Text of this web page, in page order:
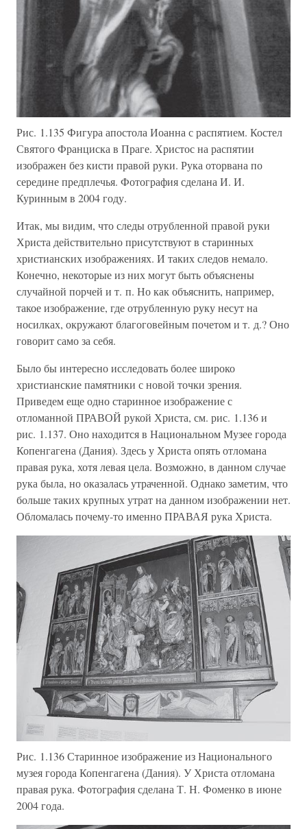
Рис. 1.135 Фигура апостола Иоанна с распятием. Костел
Святого Франциска в Праге. Христос на распятии
изображен без кисти правой руки. Рука оторвана по
середине предплечья. Фотография сделана И. И.
Куринным в 2004 году.
Итак, мы видим, что следы отрубленной правой руки
Христа действительно присутствуют в старинных
христианских изображениях. И таких следов немало.
Конечно, некоторые из них могут быть объяснены
случайной порчей и т. п. Но как объяснить, например,
такое изображение, где отрубленную руку несут на
носилках, окружают благоговейным почетом и т. д.? Оно
говорит само за себя.
Было бы интересно исследовать более широко
христианские памятники с новой точки зрения.
Приведем еще одно старинное изображение с
отломанной ПРАВОЙ рукой Христа, см. рис. 1.136 и
рис. 1.137. Оно находится в Национальном Музее города
Копенгагена (Дания). Здесь у Христа опять отломана
правая рука, хотя левая цела. Возможно, в данном случае
рука была, но оказалась утраченной. Однако заметим, что
больше таких крупных утрат на данном изображении нет.
Обломалась почему-то именно ПРАВАЯ рука Христа.
Рис. 1.136 Старинное изображение из Национального
музея города Копенгагена (Дания). У Христа отломана
правая рука. Фотография сделана Т. Н. Фоменко в июне
2004 года.